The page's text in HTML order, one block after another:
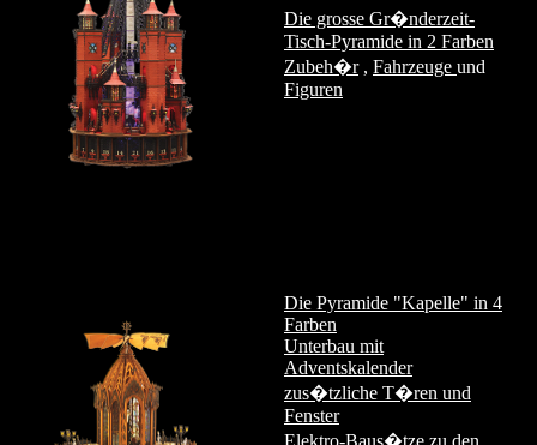
Die grosse Gr�nderzeit-
Tisch-Pyramide in 2 Farben
Zubeh�r, Fahrzeuge und
Figuren
Die Pyramide "Kapelle" in 4
Farben
Unterbau mit
Adventskalender
zus�tzliche T�ren und
Fenster
Elektro-Baus�tze zu den